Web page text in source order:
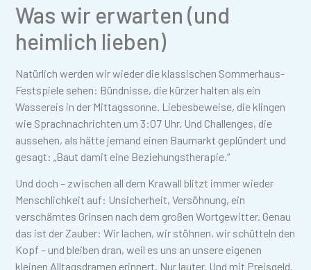
Was wir erwarten (und
heimlich lieben)
Natürlich werden wir wieder die klassischen Sommerhaus-
Festspiele sehen: Bündnisse, die kürzer halten als ein
Wassereis in der Mittagssonne. Liebesbeweise, die klingen
wie Sprachnachrichten um 3:07 Uhr. Und Challenges, die
aussehen, als hätte jemand einen Baumarkt geplündert und
gesagt: „Baut damit eine Beziehungstherapie.“
Und doch – zwischen all dem Krawall blitzt immer wieder
Menschlichkeit auf: Unsicherheit, Versöhnung, ein
verschämtes Grinsen nach dem großen Wortgewitter. Genau
das ist der Zauber: Wir lachen, wir stöhnen, wir schütteln den
Kopf – und bleiben dran, weil es uns an unsere eigenen
kleinen Alltagsdramen erinnert. Nur lauter. Und mit Preisgeld.